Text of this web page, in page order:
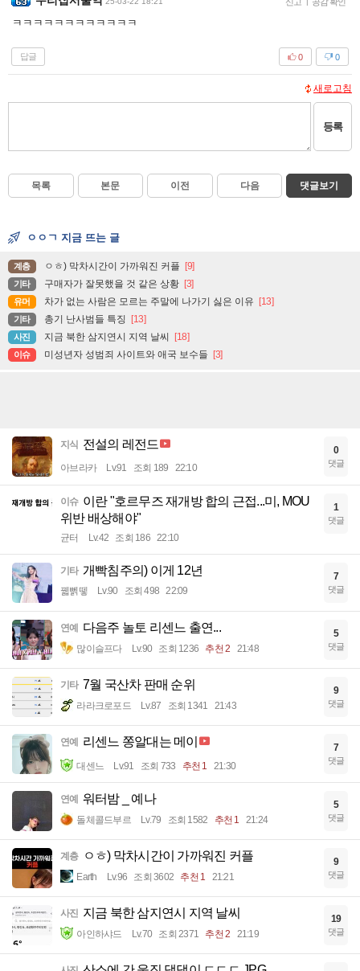
신고 공감 확인
ㅋㅋㅋㅋㅋㅋㅋㅋㅋㅋㅋㅋ
답글 0
0
새로고침
등록
목록 본문 이전 다음 댓글보기
ㅇㅇㄱ 지금 뜨는 글
계층 ㅇㅎ) 막차시간이 가까워진 커플 [9]
기타 구매자가 잘못했을 것 같은 상황 [3]
유머 차가 없는 사람은 모르는 주말에 나가기 싫은 이유 [13]
기타 총기 난사범들 특징 [13]
사진 지금 북한 삼지연시 지역 날씨 [18]
이슈 미성년자 성범죄 사이트와 애국 보수들 [3]
지식 전설의 레전드
아브라카 Lv.91 조회 189 22:10
0
댓글
이슈 이란 "호르무즈 재개방 합의 근접...미, MOU
위반 배상해야"
균터 Lv.42 조회 186 22:10
1
댓글
기타 개빡침주의) 이게 12년
꿻뻵뗗 Lv.90 조회 498 22:09
7
댓글
연예 다음주 놀토 리센느 출연...
많이슬프다 Lv.90 조회 1236 추천 2 21:48
5
댓글
기타 7월 국산차 판매 순위
라라크로포드 Lv.87 조회 1341 21:43
9
댓글
연예 리센느 쫑알대는 메이
대센느 Lv.91 조회 733 추천 1 21:30
7
댓글
연예 워터밤 _ 예나
돌체콜드부르 Lv.79 조회 1582 추천 1 21:24
5
댓글
계층 ㅇㅎ) 막차시간이 가까워진 커플
Earth Lv.96 조회 3602 추천 1 21:21
9
댓글
사진 지금 북한 삼지연시 지역 날씨
아인하샤드 Lv.70 조회 2371 추천 2 21:19
19
댓글